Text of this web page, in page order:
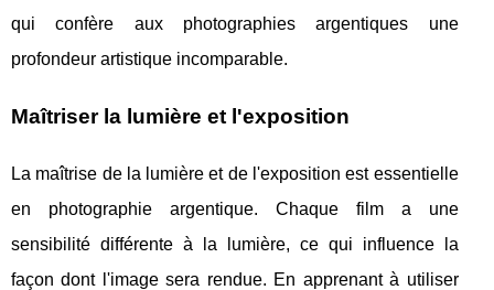
qui confère aux photographies argentiques une
profondeur artistique incomparable.
Maîtriser la lumière et l'exposition
La maîtrise de la lumière et de l'exposition est essentielle
en photographie argentique. Chaque film a une
sensibilité différente à la lumière, ce qui influence la
façon dont l'image sera rendue. En apprenant à utiliser